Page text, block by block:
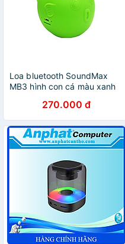
Loa bluetooth SoundMax
MB3 hình con cá màu xanh
270.000 đ